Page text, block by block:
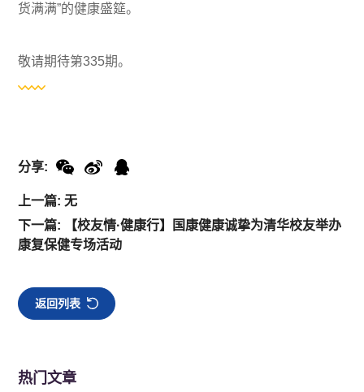
货满满”的健康盛筵。
敬请期待第335期。
上一篇: 无
下一篇: 【校友情·健康行】国康健康诚挚为清华校友举办
康复保健专场活动
分享:
返回列表
热门文章